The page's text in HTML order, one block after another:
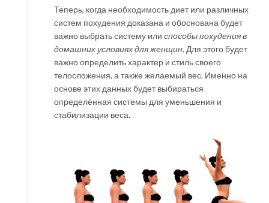
Теперь, когда необходимость диет или различных
систем похудения доказана и обоснована будет
важно выбрать систему или способы похудения в
домашних условиях для женщин. Для этого будет
важно определить характер и стиль своего
телосложения, а также желаемый вес. Именно на
основе этих данных будет выбираться
определённая системы для уменьшения и
стабилизации веса.